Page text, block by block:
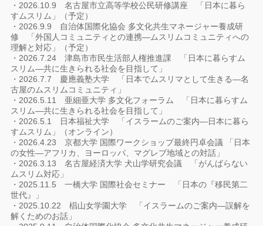
・2026.10.9 名古屋市立高等学校公民研修講座 「日本に暮ら
すムスリム」（予定）
・2026.9.9 自治体国際化協会 多文化共生マネージャー養成研
修 「外国人コミュニティとの連携―ムスリムコミュニティへの
理解と対応」（予定）
・2026.7.24 津島市市民生活部人権推進課 「日本に暮らすム
スリム―共に生きられる社会を目指して」
・2026.7.7 慶應義塾大学 「日本でムスリマとして生きる―名
古屋のムスリムコミュニティ」
・2026.5.11 亜細亜大学 多文化フォーラム 「日本に暮らすム
スリム―共に生きられる社会を目指して」
・2026.5.1 日本福祉大学 「イスラームのご案内―日本に暮ら
すムスリム」（オンライン）
・2026.4.23 京都大学 国際ワークショップ最終円卓会議 「日本
の女性―アフリカ、ヨーロッパ、マグレブ地域との対話」
・2026.3.13 名古屋経済大学 犬山学研究会議 「がんばらない
ムスリム対応」
・2025.11.5 一橋大学 国際社会セミナー 「日本の『移民第二
世代』」
・2025.10.22 椙山女学園大学 「イスラームのご案内―誤解を
解くためのお話」